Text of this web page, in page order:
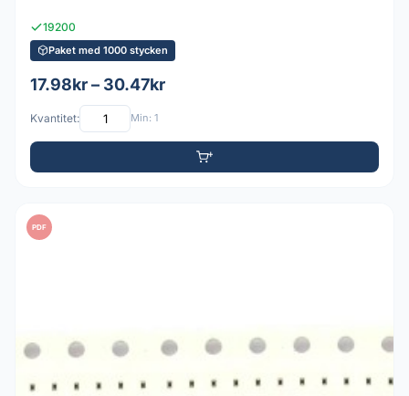
19200
Paket med 1000 stycken
17.98kr – 30.47kr
Kvantitet: Min: 1
PDF